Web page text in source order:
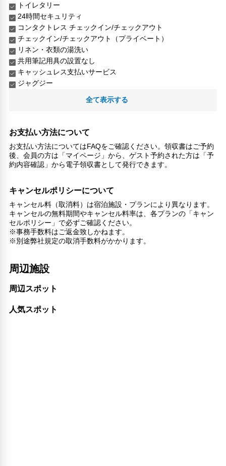
トイレタリー
24時間セキュリティ
コンタクトレス チェックイン/チェックアウト
チェックイン/チェックアウト（プライベート）
リネン・衣類の湯洗い
共用筆記用具の設置なし
キャッシュレス支払いサービス
ジャグジー
全て表示する
お支払い方法について
お支払い方法についてはFAQをご確認ください。領収書はご予約
後、会員の方は「マイページ」から、ゲスト予約された方は「予
約内容確認」から電子領収書として発行できます。
キャンセルポリシーについて
キャンセル料（取消料）は宿泊施設・プランにより異なります。
キャンセルの無料期間やキャンセル料率は、各プランの「キャン
セルポリシー」で必ずご確認ください。
※事務手数料はご返金致しかねます。
※別途弊社規定の取消手数料がかかります。
周辺施設
周辺スポット
人気スポット